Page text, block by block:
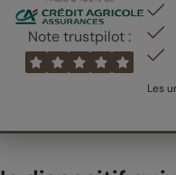
Note trustpilot :
Les